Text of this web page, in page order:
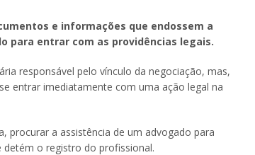
e informações que endossem a
para entrar com as providências legais.
responsável pelo vínculo da negociação, mas,
entrar imediatamente com uma ação legal na
a assistência de um advogado para
detém o registro do profissional.